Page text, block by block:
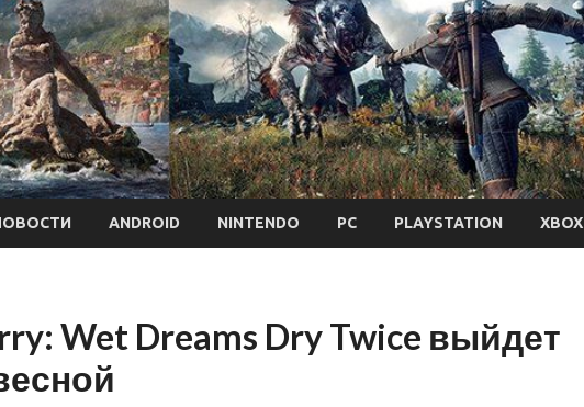
ANDROID NINTENDO PC PLAYSTATION XBOX
Wet Dreams Dry Twice выйдет